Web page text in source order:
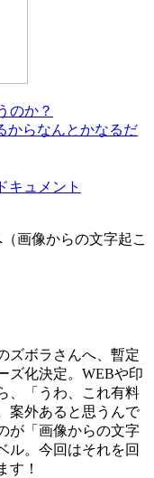
のか？
からなんとかなるだ
キュメント
画像からの文字起こ
ズボラさんへ、暫定
ズ化決定。WEBや印
、「うわ、これ有料
案外あると思うんで
が「画像からの文字
ル。今回はそれを回
す！